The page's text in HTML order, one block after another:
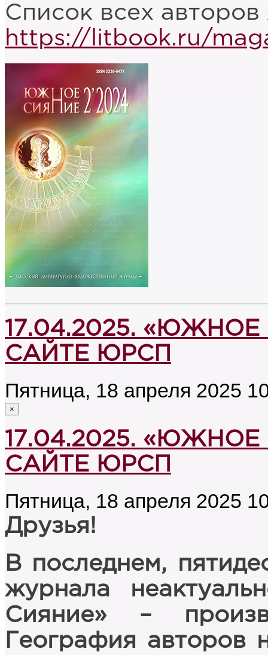
Список всех
https://litbook.ru/
17.04.2025.
САЙТЕ ЮРСП
Пятница, 18 апреля 2025
×
17.04.2025.
САЙТЕ ЮРСП
Пятница, 18 апреля 2025
Друзья!
В последнем,
журнала
Сияние» –
География